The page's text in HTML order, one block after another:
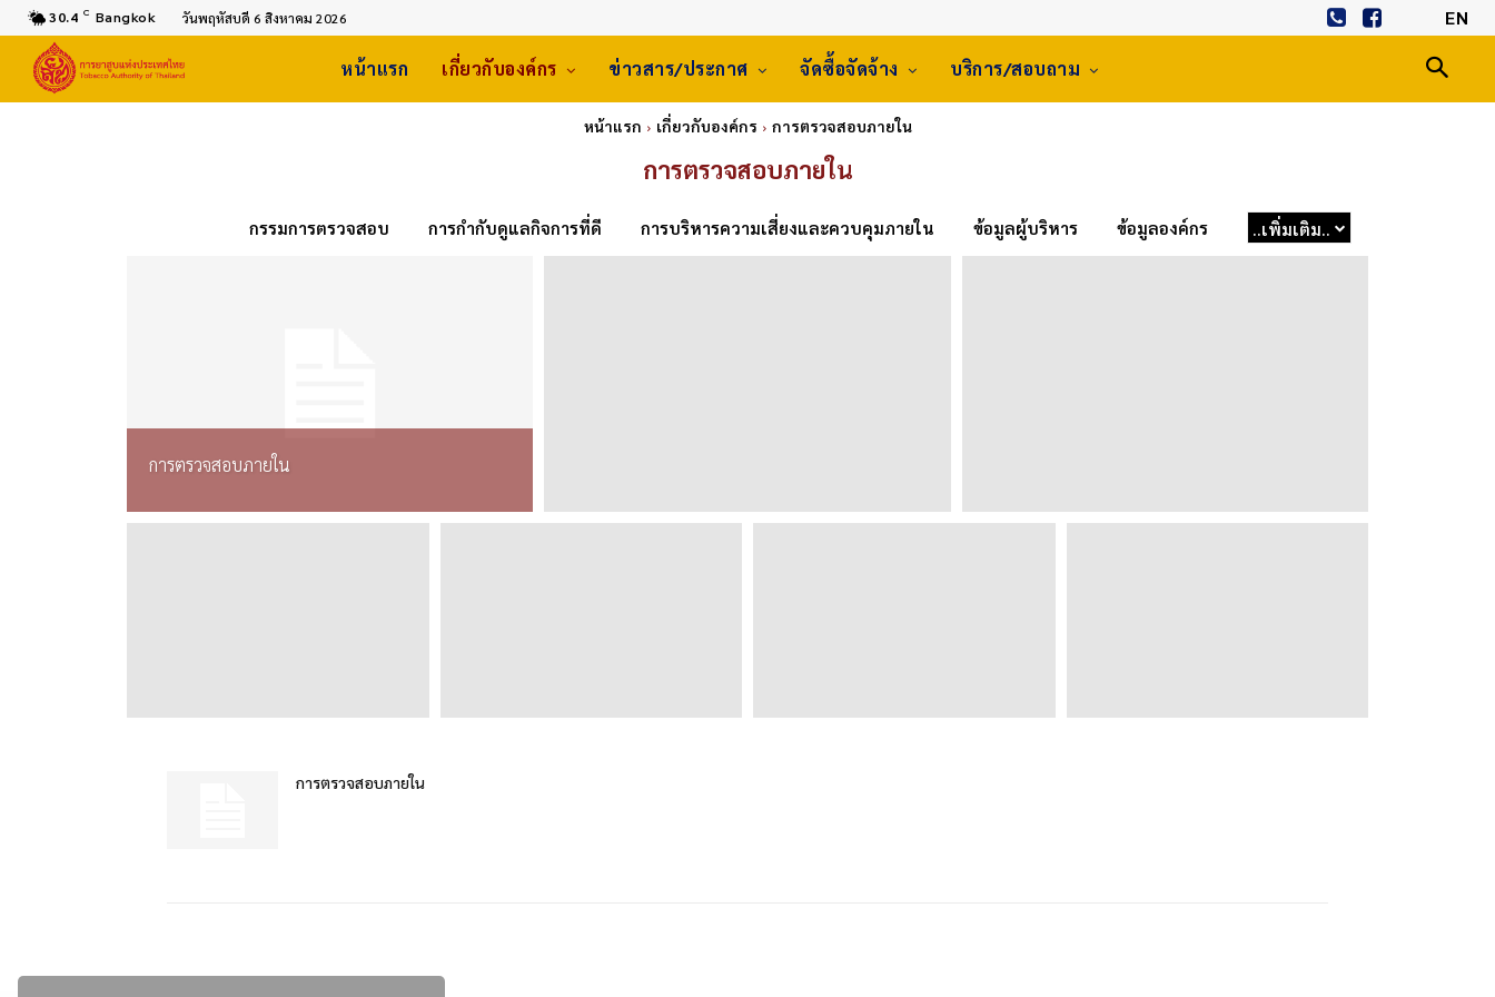
30.4 C Bangkok วันพฤหัสบดี 6 สิงหาคม 2026 EN
หน้าแรก เกี่ยวกับองค์กร ข่าวสาร/ประกาศ จัดซื้อจัดจ้าง บริการ/สอบถาม
หน้าแรก เกี่ยวกับองค์กร การตรวจสอบภายใน
การตรวจสอบภายใน
กรรมการตรวจสอบ การกำกับดูแลกิจการที่ดี การบริหารความเสี่ยงและควบคุมภายใน ข้อมูลผู้บริหาร ข้อมูลองค์กร ..เพิ่มเติม..
การตรวจสอบภายใน
การตรวจสอบภายใน